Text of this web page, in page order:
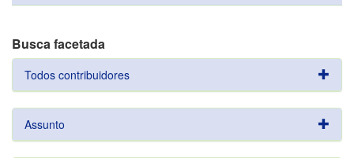
Busca facetada
Todos contribuidores
Assunto